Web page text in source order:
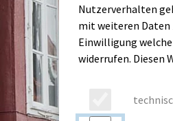
Nutzerverhalten
mit weiteren Daten
Einwilligung
widerrufen. Diesen